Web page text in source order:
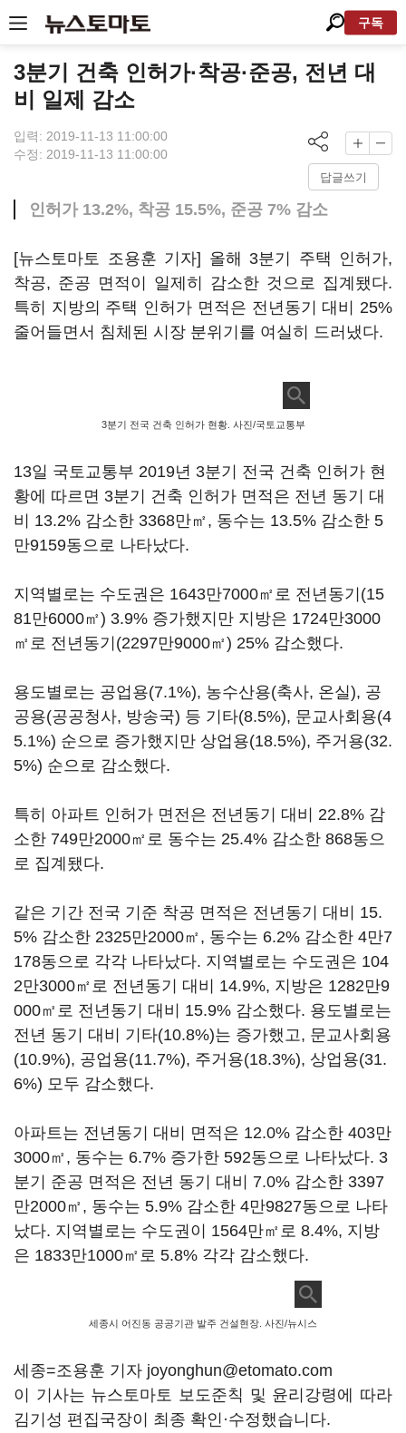
구독
3분기 건축 인허가·착공·준공, 전년 대
비 일제 감소
입력: 2019-11-13 11:00:00
수정: 2019-11-13 11:00:00
답글쓰기
인허가 13.2%, 착공 15.5%, 준공 7% 감소
[뉴스토마토 조용훈 기자] 올해 3분기 주택 인허가,
착공, 준공 면적이 일제히 감소한 것으로 집계됐다.
특히 지방의 주택 인허가 면적은 전년동기 대비 25%
줄어들면서 침체된 시장 분위기를 여실히 드러냈다.
3분기 전국 건축 인허가 현황. 사진/국토교통부
13일 국토교통부 2019년 3분기 전국 건축 인허가 현
황에 따르면 3분기 건축 인허가 면적은 전년 동기 대
비 13.2% 감소한 3368만㎡, 동수는 13.5% 감소한 5
만9159동으로 나타났다.
지역별로는 수도권은 1643만7000㎡로 전년동기(15
81만6000㎡) 3.9% 증가했지만 지방은 1724만3000
㎡로 전년동기(2297만9000㎡) 25% 감소했다.
용도별로는 공업용(7.1%), 농수산용(축사, 온실), 공
공용(공공청사, 방송국) 등 기타(8.5%), 문교사회용(4
5.1%) 순으로 증가했지만 상업용(18.5%), 주거용(32.
5%) 순으로 감소했다.
특히 아파트 인허가 면전은 전년동기 대비 22.8% 감
소한 749만2000㎡로 동수는 25.4% 감소한 868동으
로 집계됐다.
같은 기간 전국 기준 착공 면적은 전년동기 대비 15.
5% 감소한 2325만2000㎡, 동수는 6.2% 감소한 4만7
178동으로 각각 나타났다. 지역별로는 수도권은 104
2만3000㎡로 전년동기 대비 14.9%, 지방은 1282만9
000㎡로 전년동기 대비 15.9% 감소했다. 용도별로는
전년 동기 대비 기타(10.8%)는 증가했고, 문교사회용
(10.9%), 공업용(11.7%), 주거용(18.3%), 상업용(31.
6%) 모두 감소했다.
아파트는 전년동기 대비 면적은 12.0% 감소한 403만
3000㎡, 동수는 6.7% 증가한 592동으로 나타났다. 3
분기 준공 면적은 전년 동기 대비 7.0% 감소한 3397
만2000㎡, 동수는 5.9% 감소한 4만9827동으로 나타
났다. 지역별로는 수도권이 1564만㎡로 8.4%, 지방
은 1833만1000㎡로 5.8% 각각 감소했다.
세종시 어진동 공공기관 발주 건설현장. 사진/뉴시스
세종=조용훈 기자 joyonghun@etomato.com
이 기사는 뉴스토마토 보도준칙 및 윤리강령에 따라
김기성 편집국장이 최종 확인·수정했습니다.